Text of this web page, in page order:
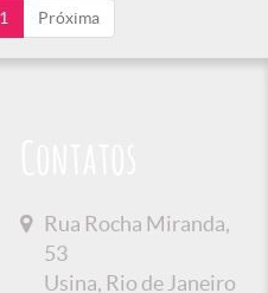
1 Próxima
Rua Rocha Miranda,
53
Usina, Rio de Janeiro